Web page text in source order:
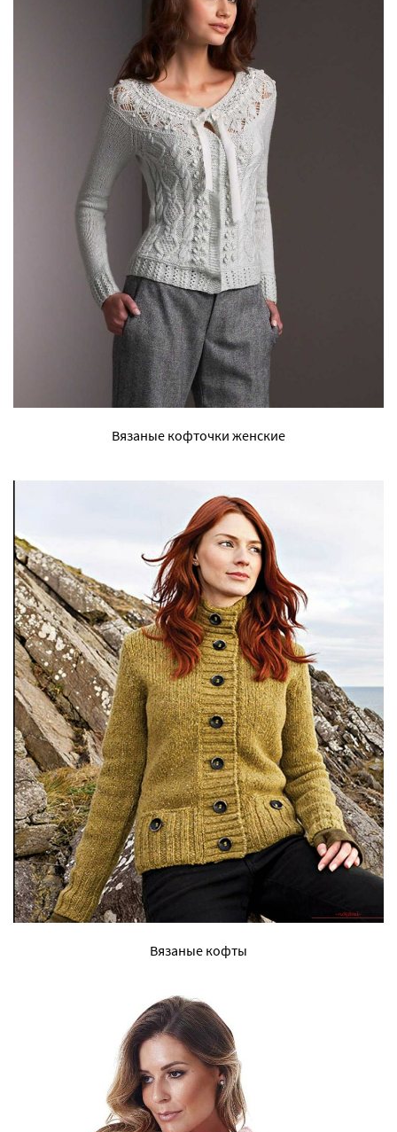
Вязаные кофточки женские
Вязаные кофты